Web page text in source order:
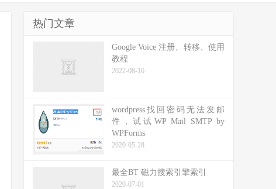
热门文章
Google Voice 注册、转移、使用
教程
2022-08-16
wordpress找回密码无法发邮
件，试试WP Mail SMTP by
WPForms
2020-05-28
最全BT 磁力搜索引擎索引
2020-07-01